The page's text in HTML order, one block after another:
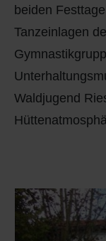
beiden
Tanzeinlagen
Waldjugend